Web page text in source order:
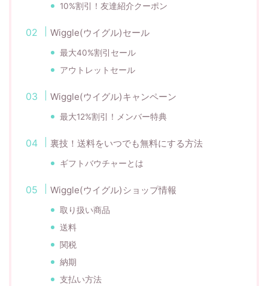
10%割引！友達紹介クーポン
Wiggle(ウイグル)セール
最大40%割引セール
アウトレットセール
Wiggle(ウイグル)キャンペーン
最大12%割引！メンバー特典
裏技！送料をいつでも無料にする方法
ギフトバウチャーとは
Wiggle(ウイグル)ショップ情報
取り扱い商品
送料
関税
納期
支払い方法